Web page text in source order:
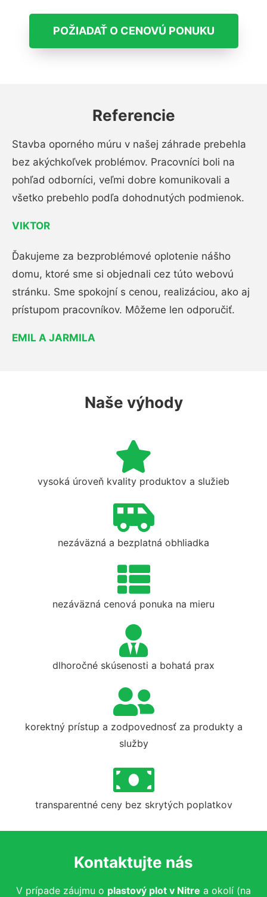
POŽIADAŤ O CENOVÚ PONUKU
Referencie
Stavba oporného múru v našej záhrade prebehla
bez akýchkoľvek problémov. Pracovníci boli na
pohľad odborníci, veľmi dobre komunikovali a
všetko prebehlo podľa dohodnutých podmienok.
VIKTOR
Ďakujeme za bezproblémové oplotenie nášho
domu, ktoré sme si objednali cez túto webovú
stránku. Sme spokojní s cenou, realizáciou, ako aj
prístupom pracovníkov. Môžeme len odporučiť.
EMIL A JARMILA
Naše výhody
vysoká úroveň kvality produktov a služieb
nezáväzná a bezplatná obhliadka
nezáväzná cenová ponuka na mieru
dlhoročné skúsenosti a bohatá prax
korektný prístup a zodpovednosť za produkty a
služby
transparentné ceny bez skrytých poplatkov
Kontaktujte nás
V prípade záujmu o plastový plot v Nitre a okolí (na